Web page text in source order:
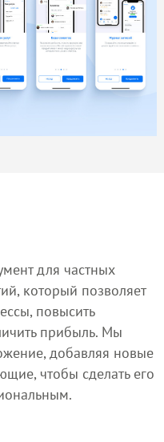
для частных
который позволяет
повысить
прибыль. Мы
добавляя новые
чтобы сделать его